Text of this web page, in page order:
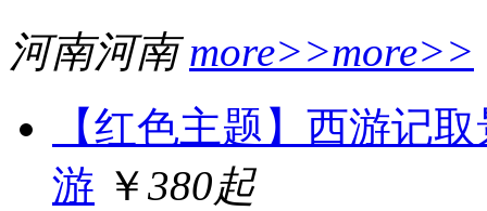
河南河南 more>>more>>
【红色主题】西游记
游 ￥380起